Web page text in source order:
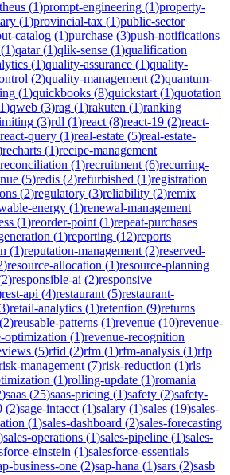
(1)prompt-engineering (1)property-
(1)provincial-tax (1)public-sector
catalog (1)purchase (3)push-notifications
(1)qatar(1)qlik-sense (1)qualification
(1)quality-assurance (1)quality-
(2)quality-management (2)quantum-
(1)quickbooks (8)quickstart (1)quotation
1)qweb (3)rag (1)rakuten (1)ranking
(3)rdl (1)react (8)react-19 (2)react-
react-query (1)real-estate (5)real-estate-
recharts (1)recipe-management
reconciliation (1)recruitment (6)recurring-
(5)redis (2)refurbished (1)registration
(2)regulatory (3)reliability (2)remix
energy (1)renewal-management
(1)reorder-point (1)repeat-purchases
(1)reporting (12)reports
(1)reputation-management (2)reserved-
)resource-allocation (1)resource-planning
2)responsible-ai (2)responsive
rest-api (4)restaurant (5)restaurant-
)retail-analytics (1)retention (9)returns
(2)reusable-patterns (1)revenue (10)revenue-
optimization (1)revenue-recognition
(5)rfid (2)rfm (1)rfm-analysis (1)rfp
management (7)risk-reduction (1)rls
(1)rolling-update (1)romania
)saas (25)saas-pricing (1)safety (2)safety-
(2)sage-intacct (1)salary (1)sales (19)sales-
(1)sales-dashboard (2)sales-forecasting
)sales-operations (1)sales-pipeline (1)sales-
einstein (1)salesforce-essentials
business-one (2)sap-hana (1)sars (2)sasb